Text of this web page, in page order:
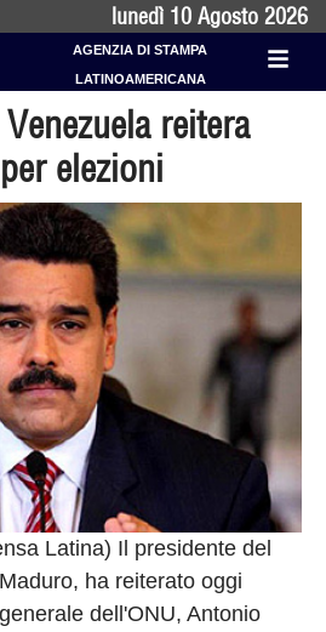
lunedì 10 Agosto 2026
AGENZIA DI STAMPA
LATINOAMERICANA
reitera
elezioni
Latina) Il presidente del
ha reiterato oggi
dell'ONU, Antonio